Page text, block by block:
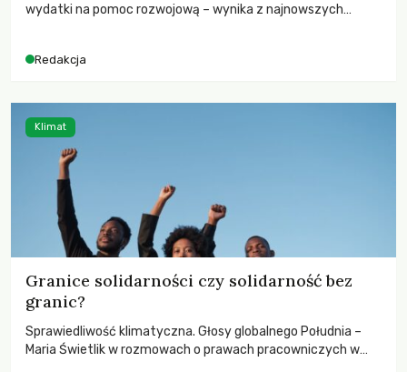
wydatki na pomoc rozwojową – wynika z najnowszych
odnotowano największe tąpnięcie ODA w historii. Jakie będą
kryzysami i ubóstwem?
Redakcja
Granice solidarności czy solidarność bez
granic?
Sprawiedliwość klimatyczna. Głosy globalnego Południa –
Maria Świetlik w rozmowach o prawach pracowniczych w
Klimat